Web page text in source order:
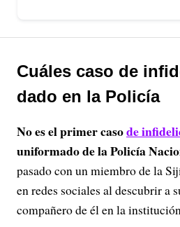
Cuáles caso de
dado en la Policía
No es el primer casode
uniformado de la Policía
pasado con un miembro de la
en redes sociales al descubrir a
compañero de él en la